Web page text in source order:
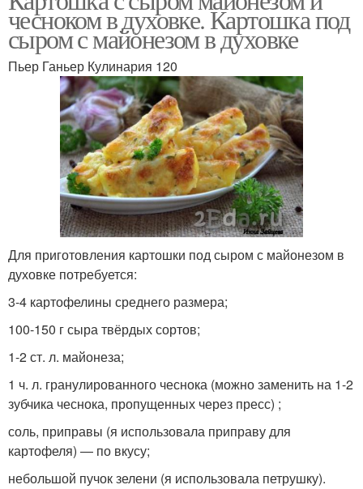
чесноком в духовке. Картошка под
сыром с майонезом в духовке
Пьер Ганьер Кулинария 120
Для приготовления картошки под сыром с майонезом в
духовке потребуется:
3-4 картофелины среднего размера;
100-150 г сыра твёрдых сортов;
1-2 ст. л. майонеза;
1 ч. л. гранулированного чеснока (можно заменить на 1-2
зубчика чеснока, пропущенных через пресс) ;
соль, приправы (я использовала приправу для
картофеля) — по вкусу;
небольшой пучок зелени (я использовала петрушку).